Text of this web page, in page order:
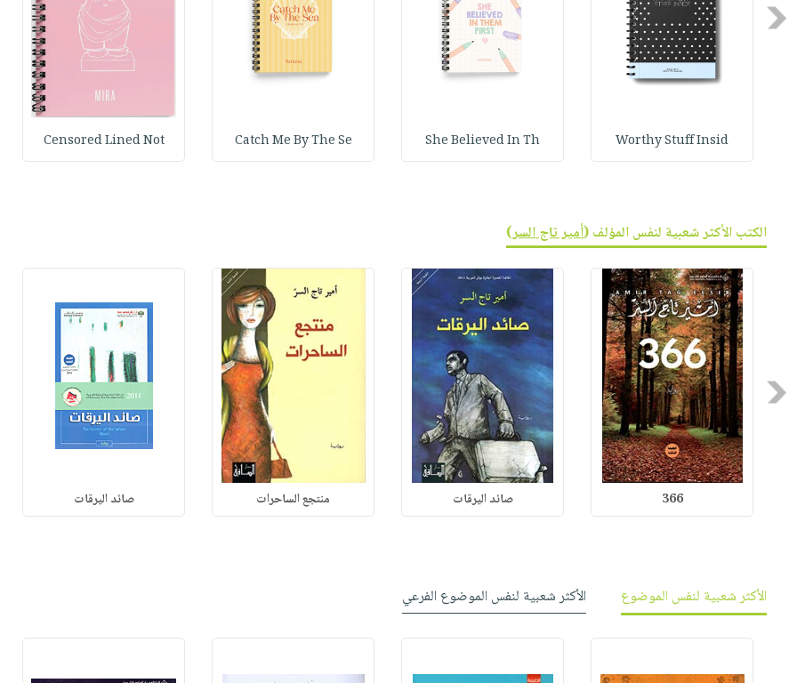
Previous
Worthy Stuff Insid
She Believed In Th
Catch Me By The Se
Censored Lined Not
الكتب الأكثر شعبية لنفس المؤلف (أمير تاج السر)
Previous
366 صائد اليرقات منتجع الساحرات صائد اليرقات
الأكثر شعبية لنفس الموضوع الأكثر شعبية لنفس الموضوع الفرعي